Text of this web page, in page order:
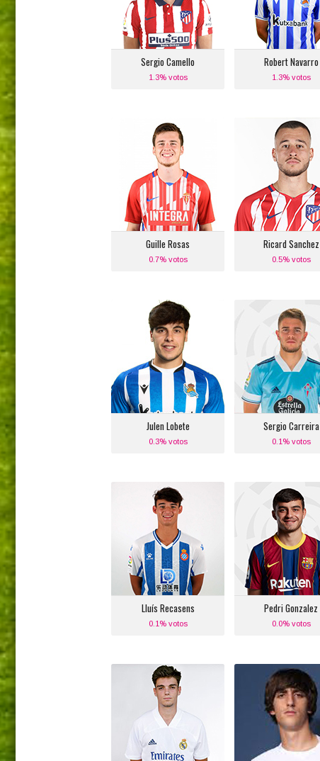
Sergio Camello
1.3% votos
Equipo actual:
Atlético de Madrid
Robert Navarro
1.3% votos
Equipo actual:
Real Sociedad
Guille Rosas
0.7% votos
Guille Rosas
Posición:
Defensa Lateral Derecho
Equipo actual:
Sporting de Gijón
Ricard Sanchez
0.5% votos
Ricard Sanchez
Posición:
Defensa Lateral
Equipo actual:
Atlético de
Julen Lobete
0.3% votos
Julen Lobete
Posición:
Banda Izquierda
Equipo actual:
Real Sociedad
Sergio Carreira
0.1% votos
Sergio Carreira
Posición:
Defensa Lateral
Equipo actual:
Celta de Vigo
Lluís Recasens
0.1% votos
Lluís Recasens
Posición:
Defensa Central
Izquierdo
Equipo actual:
R.C.D. Espanyol
Pedri Gonzalez
0.0% votos
Pedri Gonzalez
Posición:
Medio Centro
Equipo actual:
F.C. Barcelona
Miguel Gutiérrez
Posición:
Defensa Lateral
Izquierdo
Equipo actual:
Bryan Gil
Posición:
Banda Izquierda
Equipo actual: